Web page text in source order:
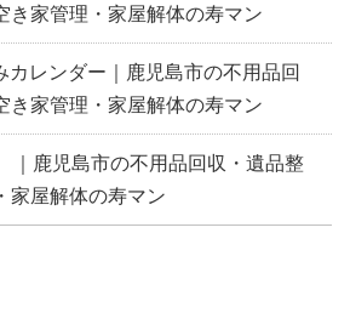
き家管理・家屋解体の寿マン
レンダー｜鹿児島市の不用品回
き家管理・家屋解体の寿マン
鹿児島市の不用品回収・遺品整
家屋解体の寿マン